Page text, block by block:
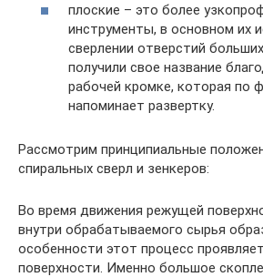
плоские – это более
инструменты, в основном их
сверлении отверстий
получили свое название
рабочей кромке, которая по
напоминает развертку.
Рассмотрим принципиальные
спиральных сверл и зенкеров:
Во время движения режущей
внутри обрабатываемого сырья
особенности этот процесс
поверхности. Именно большое